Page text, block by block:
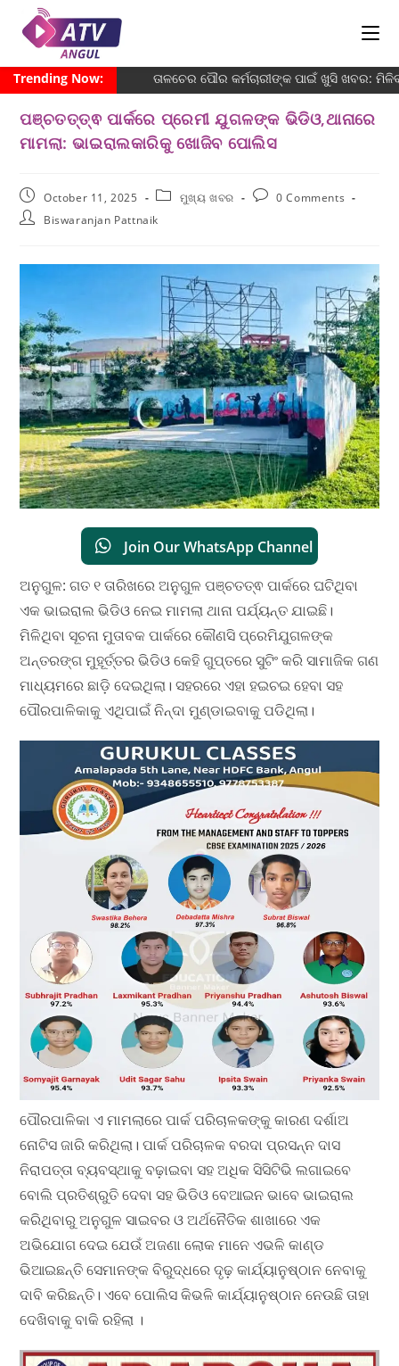
Trending Now: ତାଳଚେର ପୌର କର୍ମଚାରୀଙ୍କ ପାଇଁ ଖୁସି ଖବର:
ପଞ୍ଚତତ୍ତ୍ଵ ପାର୍କରେ ପ୍ରେମୀ ଯୁଗଳଙ୍କ ଭିଡିଓ,ଥାନାରେ
ମାମଲା: ଭାଇରାଲକାରିକୁ ଖୋଜିବ ପୋଲିସ
October 11, 2025 ମୁଖ୍ୟ ଖବର
0 Comments
Biswaranjan Pattnaik
Join Our WhatsApp Channel
ଅନୁଗୁଳ: ଗତ ୧ ତାରିଖରେ ଅନୁଗୁଳ ପଞ୍ଚତତ୍ଵ ପାର୍କରେ ଘଟିଥିବା
ଏକ ଭାଇରାଲ ଭିଡିଓ ନେଇ ମାମଲା ଥାନା ପର୍ଯ୍ୟନ୍ତ ଯାଇଛି।
ମିଳିଥିବା ସୂଚନା ମୁତାବକ ପାର୍କରେ କୌଣସି ପ୍ରେମିଯୁଗଳଙ୍କ
ଅନ୍ତରଙ୍ଗ ମୁହୂର୍ତ୍ତର ଭିଡିଓ କେହି ଗୁପ୍ତରେ ସୁଟିଂ କରି ସାମାଜିକ ଗଣ
ମାଧ୍ୟମରେ ଛାଡ଼ି ଦେଇଥିଲା। ସହରରେ ଏହା ହଇଚଇ ହେବା ସହ
ପୌରପାଳିକାକୁ ଏଥିପାଇଁ ନିନ୍ଦା ମୁଣ୍ଡାଇବାକୁ ପଡିଥିଲା।
ପୌରପାଳିକା ଏ ମାମଲାରେ ପାର୍କ ପରିଚାଳକଙ୍କୁ କାରଣ ଦର୍ଶାଅ
ନୋଟିସ ଜାରି କରିଥିଲା। ପାର୍କ ପରିଚାଳକ ବରଦା ପ୍ରସନ୍ନ ଦାସ
ନିରାପତ୍ତା ବ୍ୟବସ୍ଥାକୁ ବଢ଼ାଇବା ସହ ଅଧିକ ସିସିଟିଭି ଲଗାଇବେ
ବୋଲି ପ୍ରତିଶ୍ରୁତି ଦେବା ସହ ଭିଡିଓ ବେଆଇନ ଭାବେ ଭାଇରାଲ
କରିଥିବାରୁ ଅନୁଗୁଳ ସାଇବର ଓ ଅର୍ଥନୈତିକ ଶାଖାରେ ଏକ
ଅଭିଯୋଗ ଦେଇ ଯେଉଁ ଅଜଣା ଲୋକ ମାନେ ଏଭଳି କାଣ୍ଡ
ଭିଆଇଛନ୍ତି ସେମାନଙ୍କ ବିରୁଦ୍ଧରେ ଦୃଢ଼ କାର୍ଯ୍ୟାନୁଷ୍ଠାନ ନେବାକୁ
ଦାବି କରିଛନ୍ତି। ଏବେ ପୋଲିସ କିଭଳି କାର୍ଯ୍ୟାନୁଷ୍ଠାନ ନେଉଛି ତାହା
ଦେଖିବାକୁ ବାକି ରହିଲା ।